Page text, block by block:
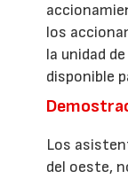
los
la unidad
disponible
Los
del oeste,